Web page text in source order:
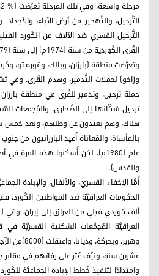
التَّرحيل القسري ضد الآلاف من الكُورد
القُرى الكُوردية من سنة (1974م) إلى سنة (1979م).
وتعرَّضت منطقة (بارزان، وبالك، وقوره تو،
حملة ترحيل، وتدمير للقُرى في منطقة
ترحيل سُكّانها إلى الصَّحاري، والمُجمعات
هناك، وهم بعيدون عن وطنهم، وبعد خمس
بالمأساة، والمُعاناة أُعيد البارزانيون من
عام (1980م)، لكن أُسكنوا هذه المرة
والقدس).
أَمَّا الإخفاء القسريّ، والأنفال، والإبادة
العراقيَّة المُجمَّعات السَّكنية القسريَّة
وهرير،
عشرين سنة، ونيِّف عُثر على رفاتهم في مقابر
وامتدادًا لتنفيذ خُطط الإبادة الجماعيَّة